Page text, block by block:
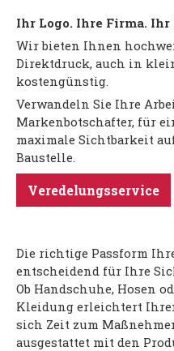
Ihr Logo. Ihre Firma. Ihr
Wir bieten Ihnen
Direktdruck, auch in
kostengünstig.
Verwandeln Sie Ihre
Markenbotschafter, für
maximale Sichtbarkeit
Baustelle.
Veredelungsservice
Die richtige Passform
entscheidend für Ihre
Ob Handschuhe, Hosen
Kleidung erleichtert
sich Zeit zum
ausgestattet mit den